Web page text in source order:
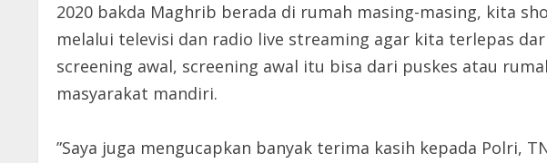
2020 bakda Maghrib berada di rumah masing-masing, kita
melalui televisi dan radio live streaming agar kita terlepas
screening awal, screening awal itu bisa dari puskes atau
masyarakat mandiri.
”Saya juga mengucapkan banyak terima kasih kepada Polri,